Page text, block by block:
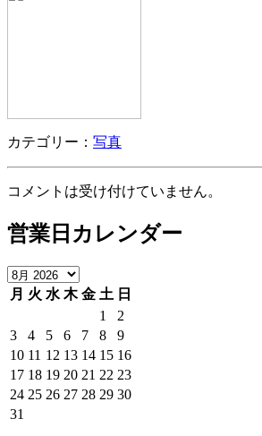
カテゴリー： 写真
コメントは受け付けていません。
営業日カレンダー
月 火 水 木 金 土 日
1
2
3
4 5 6 7 8
9
10 11 12 13 14 15 16
17 18 19 20 21 22 23
24 25 26 27 28 29 30
31